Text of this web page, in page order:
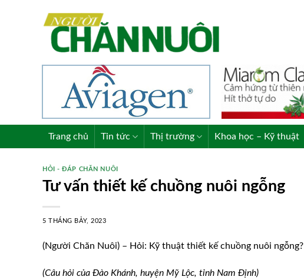
Trang chủ Tin tức Thị trường Khoa học – Kỹ thuật
HỎI - ĐÁP CHĂN NUÔI
Tư vấn thiết kế chuồng nuôi ngỗng
5 THÁNG BẢY, 2023
(Người Chăn Nuôi) – Hỏi: Kỹ thuật thiết kế chuồng nuôi ngỗng?
(Câu hỏi của Đào Khánh, huyện Mỹ Lộc, tỉnh Nam Định)